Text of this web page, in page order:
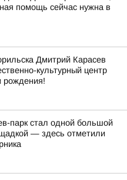
помощь сейчас нужна в
Дмитрий Карасев
культурный центр
рождения!
парк стал одной большой
— здесь отметили